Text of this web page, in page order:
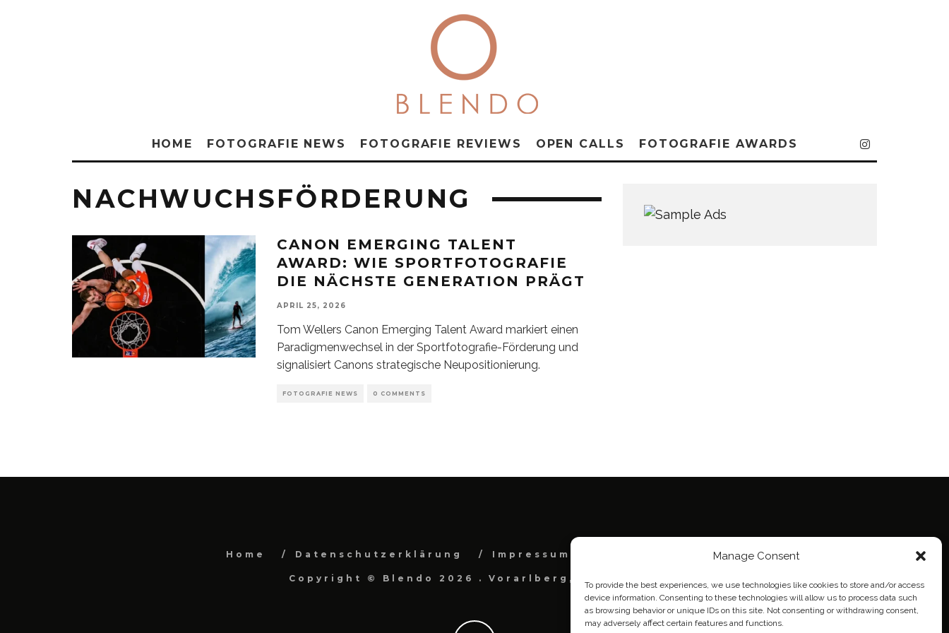
Manage Consent
To provide the best experiences, we use technologies like cookies to store and/or access
device information. Consenting to these technologies will allow us to process data such
as browsing behavior or unique IDs on this site. Not consenting or withdrawing consent,
may adversely affect certain features and functions.
HOME FOTOGRAFIE NEWS FOTOGRAFIE REVIEWS OPEN CALLS FOTOGRAFIE AWARDS
NACHWUCHSFÖRDERUNG
CANON EMERGING TALENT
AWARD: WIE SPORTFOTOGRAFIE
DIE NÄCHSTE GENERATION PRÄGT
APRIL 25, 2026
Tom Wellers Canon Emerging Talent Award markiert einen
Paradigmenwechsel in der Sportfotografie-Förderung und
signalisiert Canons strategische Neupositionierung.
FOTOGRAFIE NEWS 0 COMMENTS
Home Datenschutzerklärung Impressum Cookie Policy (EU)
Copyright © Blendo 2026 . Vorarlberg, Österreich